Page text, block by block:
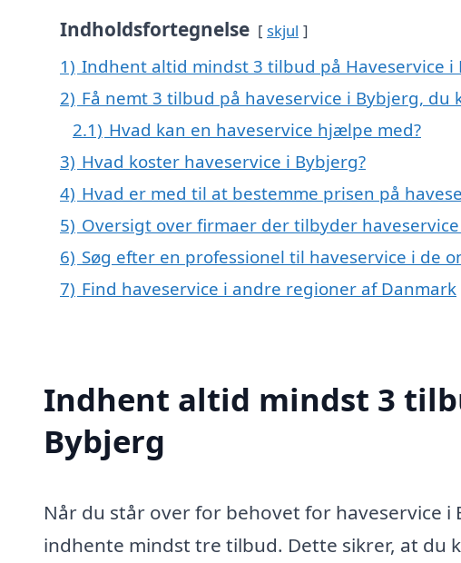
Indholdsfortegnelse skjul
1) Indhent altid mindst 3 tilbud på Haveservice i
2) Få nemt 3 tilbud på haveservice i Bybjerg, du
2.1) Hvad kan en haveservice hjælpe med?
3) Hvad koster haveservice i Bybjerg?
4) Hvad er med til at bestemme prisen på
5) Oversigt over firmaer der tilbyder
6) Søg efter en professionel til haveservice i de
7) Find haveservice i andre regioner af Danmark
Indhent altid mindst 3
Bybjerg
Når du står over for behovet for haveservice
indhente mindst tre tilbud. Dette sikrer, at du